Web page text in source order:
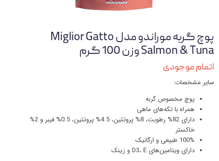
پوچ گربه موراندو مدل Miglior Gatto
Salmon & Tuna وزن 100 گرم
اتمام موجودی
سایر مشخصات:
پوچ مخصوص گربه
همراه با تکه‌های ماهی
دارای 82% رطوبت، 8% پروتئین، 4.5% پروتئین، 0.5% فیبر و 2%
خاکستر
100% طبیعی و ارگانیک
دارای ویتامین‌های D3، E و زینک